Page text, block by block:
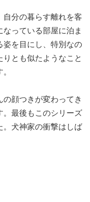
分の暮らす離れを客
っている部屋に泊ま
姿を目にし、特別なの
とも似たようなこと
顔つきが変わってき
。最後もこのシリーズ
。犬神家の衝撃はしば